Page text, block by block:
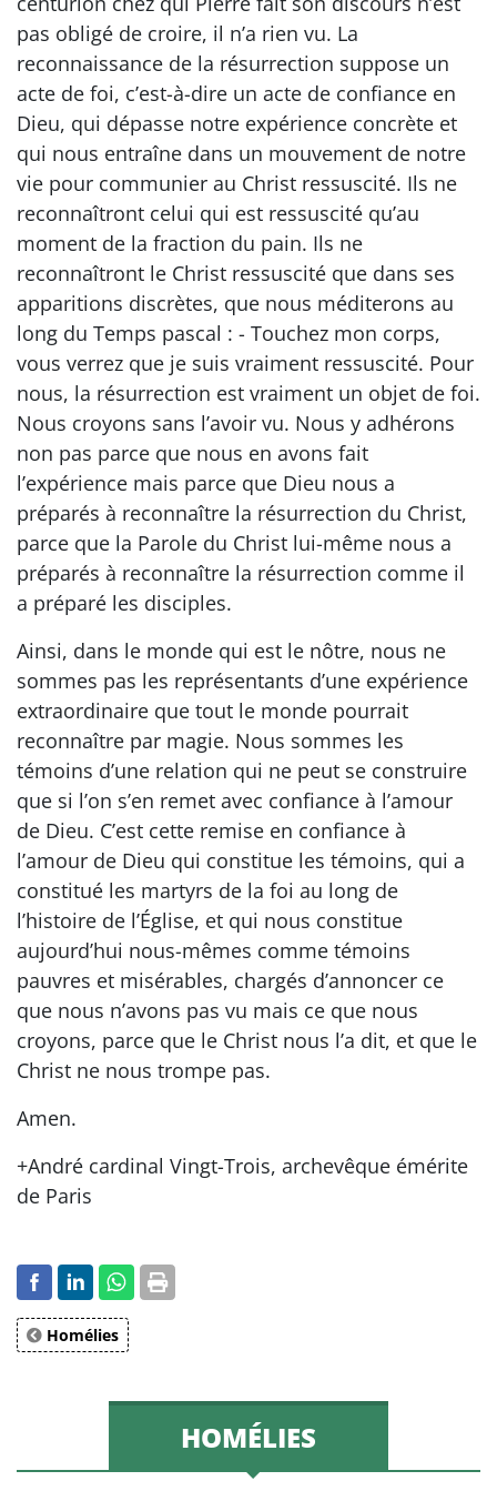
pas obligé de croire, il n’a rien vu. La
reconnaissance de la résurrection suppose un
acte de foi, c’est-à-dire un acte de confiance en
Dieu, qui dépasse notre expérience concrète et
qui nous entraîne dans un mouvement de notre
vie pour communier au Christ ressuscité. Ils ne
reconnaîtront celui qui est ressuscité qu’au
moment de la fraction du pain. Ils ne
reconnaîtront le Christ ressuscité que dans ses
apparitions discrètes, que nous méditerons au
long du Temps pascal : - Touchez mon corps,
vous verrez que je suis vraiment ressuscité. Pour
nous, la résurrection est vraiment un objet de foi.
Nous croyons sans l’avoir vu. Nous y adhérons
non pas parce que nous en avons fait
l’expérience mais parce que Dieu nous a
préparés à reconnaître la résurrection du Christ,
parce que la Parole du Christ lui-même nous a
préparés à reconnaître la résurrection comme il
a préparé les disciples.
Ainsi, dans le monde qui est le nôtre, nous ne
sommes pas les représentants d’une expérience
extraordinaire que tout le monde pourrait
reconnaître par magie. Nous sommes les
témoins d’une relation qui ne peut se construire
que si l’on s’en remet avec confiance à l’amour
de Dieu. C’est cette remise en confiance à
l’amour de Dieu qui constitue les témoins, qui a
constitué les martyrs de la foi au long de
l’histoire de l’Église, et qui nous constitue
aujourd’hui nous-mêmes comme témoins
pauvres et misérables, chargés d’annoncer ce
que nous n’avons pas vu mais ce que nous
croyons, parce que le Christ nous l’a dit, et que le
Christ ne nous trompe pas.
Amen.
+André cardinal Vingt-Trois, archevêque émérite
de Paris
Homélies
HOMÉLIES